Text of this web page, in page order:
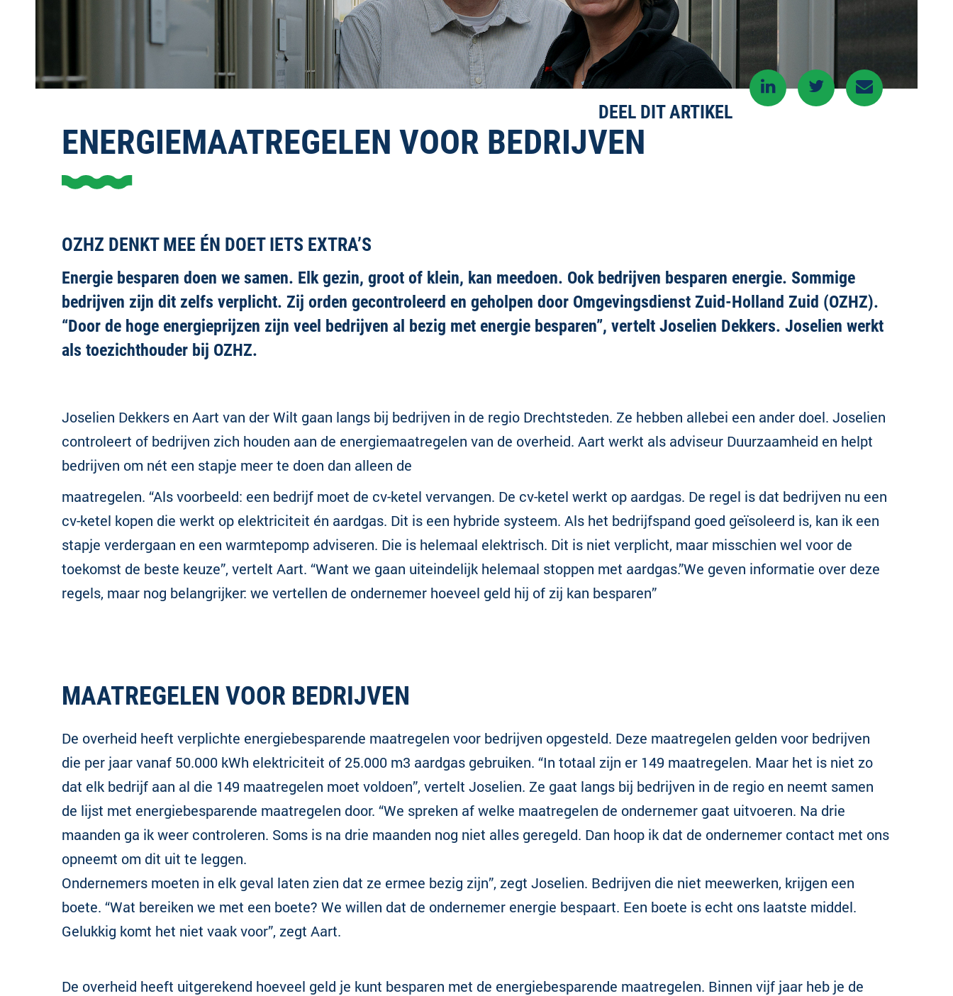
DEEL DIT ARTIKEL
ENERGIEMAATREGELEN VOOR BEDRIJVEN
OZHZ DENKT MEE ÉN DOET IETS EXTRA’S
Energie besparen doen we samen. Elk gezin, groot of klein, kan meedoen. Ook bedrijven besparen energie. Sommige
bedrijven zijn dit zelfs verplicht. Zij orden gecontroleerd en geholpen door Omgevingsdienst Zuid-Holland Zuid (OZHZ).
“Door de hoge energieprijzen zijn veel bedrijven al bezig met energie besparen”, vertelt Joselien Dekkers. Joselien werkt
als toezichthouder bij OZHZ.
Joselien Dekkers en Aart van der Wilt gaan langs bij bedrijven in de regio Drechtsteden. Ze hebben allebei een ander doel. Joselien
controleert of bedrijven zich houden aan de energiemaatregelen van de overheid. Aart werkt als adviseur Duurzaamheid en helpt
bedrijven om nét een stapje meer te doen dan alleen de
maatregelen. “Als voorbeeld: een bedrijf moet de cv-ketel vervangen. De cv-ketel werkt op aardgas. De regel is dat bedrijven nu een
cv-ketel kopen die werkt op elektriciteit én aardgas. Dit is een hybride systeem. Als het bedrijfspand goed geïsoleerd is, kan ik een
stapje verdergaan en een warmtepomp adviseren. Die is helemaal elektrisch. Dit is niet verplicht, maar misschien wel voor de
toekomst de beste keuze”, vertelt Aart. “Want we gaan uiteindelijk helemaal stoppen met aardgas.”We geven informatie over deze
regels, maar nog belangrijker: we vertellen de ondernemer hoeveel geld hij of zij kan besparen”
MAATREGELEN VOOR BEDRIJVEN
De overheid heeft verplichte energiebesparende maatregelen voor bedrijven opgesteld. Deze maatregelen gelden voor bedrijven
die per jaar vanaf 50.000 kWh elektriciteit of 25.000 m3 aardgas gebruiken. “In totaal zijn er 149 maatregelen. Maar het is niet zo
dat elk bedrijf aan al die 149 maatregelen moet voldoen”, vertelt Joselien. Ze gaat langs bij bedrijven in de regio en neemt samen
de lijst met energiebesparende maatregelen door. “We spreken af welke maatregelen de ondernemer gaat uitvoeren. Na drie
maanden ga ik weer controleren. Soms is na drie maanden nog niet alles geregeld. Dan hoop ik dat de ondernemer contact met ons
opneemt om dit uit te leggen.
Ondernemers moeten in elk geval laten zien dat ze ermee bezig zijn”, zegt Joselien. Bedrijven die niet meewerken, krijgen een
boete. “Wat bereiken we met een boete? We willen dat de ondernemer energie bespaart. Een boete is echt ons laatste middel.
Gelukkig komt het niet vaak voor”, zegt Aart.
De overheid heeft uitgerekend hoeveel geld je kunt besparen met de energiebesparende maatregelen. Binnen vijf jaar heb je de